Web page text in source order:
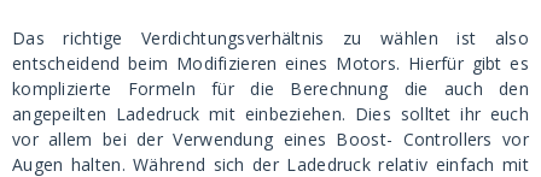
Das richtige Verdichtungsverhältnis zu wählen ist also
entscheidend beim Modifizieren eines Motors. Hierfür gibt es
komplizierte Formeln für die Berechnung die auch den
angepeilten Ladedruck mit einbeziehen. Dies solltet ihr euch
vor allem bei der Verwendung eines Boost- Controllers vor
Augen halten. Während sich der Ladedruck relativ einfach mit